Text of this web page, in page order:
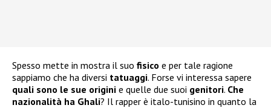
Spesso mette in mostra il suo fisico e per tale ragione
sappiamo che ha diversi tatuaggi. Forse vi interessa sapere
quali sono le sue origini e quelle due suoi genitori. Che
nazionalità ha Ghali? Il rapper è italo-tunisino in quanto la